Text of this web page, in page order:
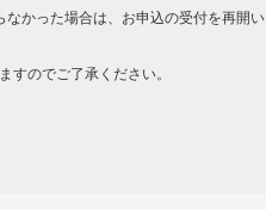
かった場合は、お申込の受付を再開
すのでご了承ください。